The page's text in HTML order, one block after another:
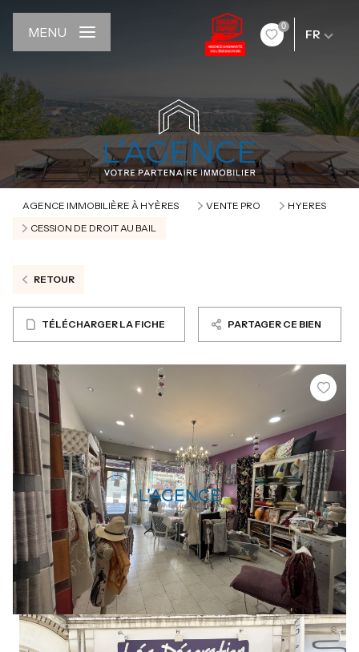
0
FR
MENU
AGENCE IMMOBILIÈRE À HYÈRES VENTE PRO
HYERES
CESSION DE DROIT AU BAIL
RETOUR
TÉLÉCHARGER LA FICHE PARTAGER CE BIEN